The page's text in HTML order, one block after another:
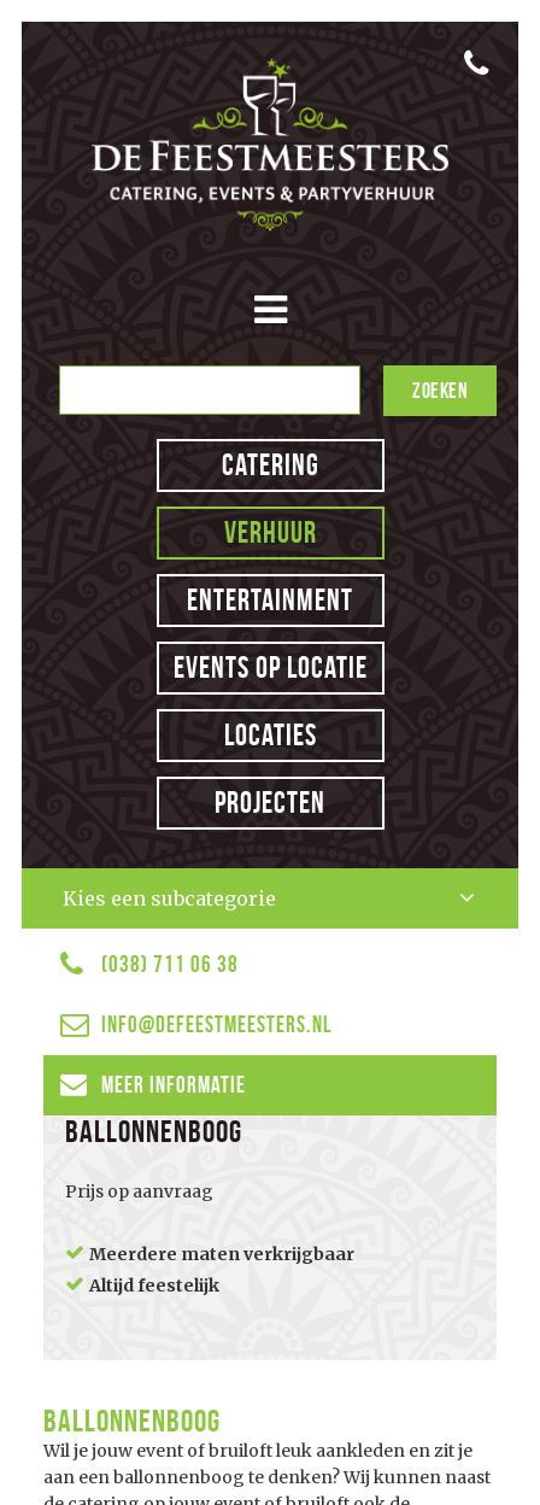
Catering
Verhuur
Entertainment
Events op locatie
Locaties
Projecten
Kies een subcategorie
(038) 711 06 38
info@defeestmeesters.nl
Meer informatie
Ballonnenboog
Prijs op aanvraag
Meerdere maten verkrijgbaar
Altijd feestelijk
Ballonnenboog
Wil je jouw event of bruiloft leuk aankleden en zit je
aan een ballonnenboog te denken? Wij kunnen naast